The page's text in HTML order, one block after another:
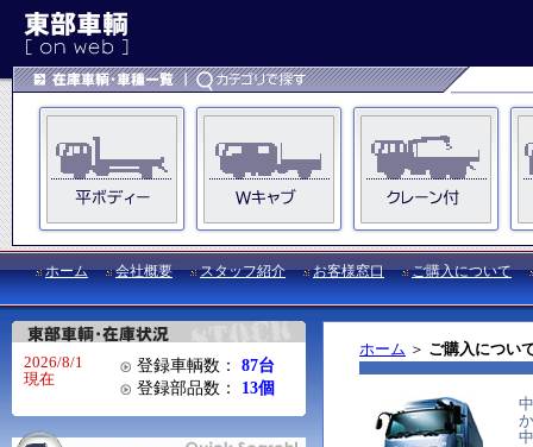
ホーム 会社概要 スタッフ紹介 お客様窓口 ご購入について
ホーム ＞ ご購入につい
2026/8/1
現在
登録車輌数：
87台
登録部品数：
13個